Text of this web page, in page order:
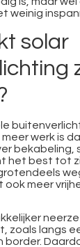
weinig
solar
werk is
bekabeling,
het best tot
meer
zoals langs
border.